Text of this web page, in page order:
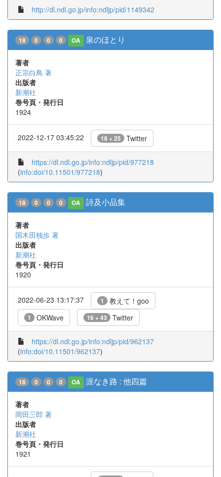
http://dl.ndl.go.jp/info:ndljp/pid/1149342
18 0 0 0 OA 泉のほとり
著者
正宗白鳥 著
出版者
新潮社
巻号頁・発行日
1924
2022-12-17 03:45:22 18 + 25 Twitter
https://dl.ndl.go.jp/info:ndljp/pid/977218
(info:doi/10.11501/977218)
18 0 0 0 OA 詩及小品集
著者
国木田独歩 著
出版者
新潮社
巻号頁・発行日
1920
2022-06-23 13:17:37 1 教えて！goo
1 OKWave 16 + 43 Twitter
https://dl.ndl.go.jp/info:ndljp/pid/962137
(info:doi/10.11501/962137)
18 0 0 0 OA 涯なき路 : 他四篇
著者
岡田三郎 著
出版者
新潮社
巻号頁・発行日
1921